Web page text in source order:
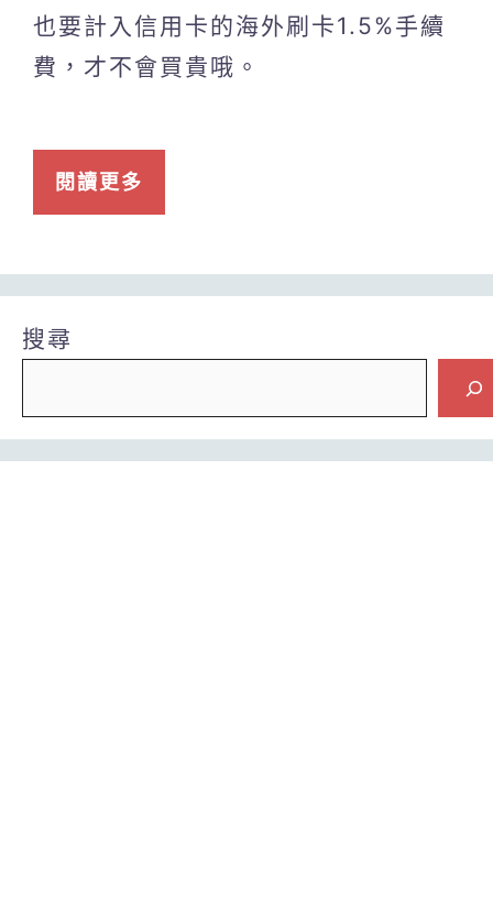
也要計入信用卡的海外刷卡1.5%手續
費，才不會買貴哦。
閱讀更多
搜尋